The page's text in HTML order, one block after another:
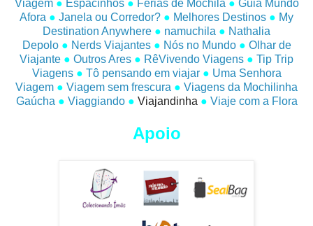
Viagem ● Espacinhos ● Férias de Mochila ● Guia Mundo
Afora ● Janela ou Corredor? ● Melhores Destinos ● My
Destination Anywhere ● namuchila ● Nathalia
Depolo ● Nerds Viajantes ● Nós no Mundo ● Olhar de
Viajante ● Outros Ares ● RêVivendo Viagens ● Tip Trip
Viagens ● Tô pensando em viajar ● Uma Senhora
Viagem ● Viagem sem frescura ● Viagens da Mochilinha
Gaúcha ● Viaggiando ● Viajandinha ● Viaje com a Flora
Apoio